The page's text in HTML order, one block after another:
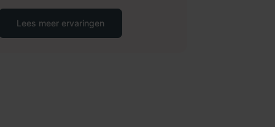
Lees meer ervaringen